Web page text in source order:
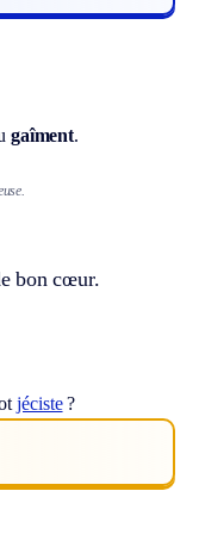
gaîment.
bon cœur.
jéciste?